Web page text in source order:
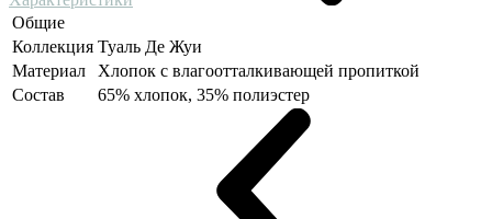
Общие
Коллекция Туаль Де Жуи
Материал
Хлопок с влагоотталкивающей пропиткой
Состав
65% хлопок, 35% полиэстер